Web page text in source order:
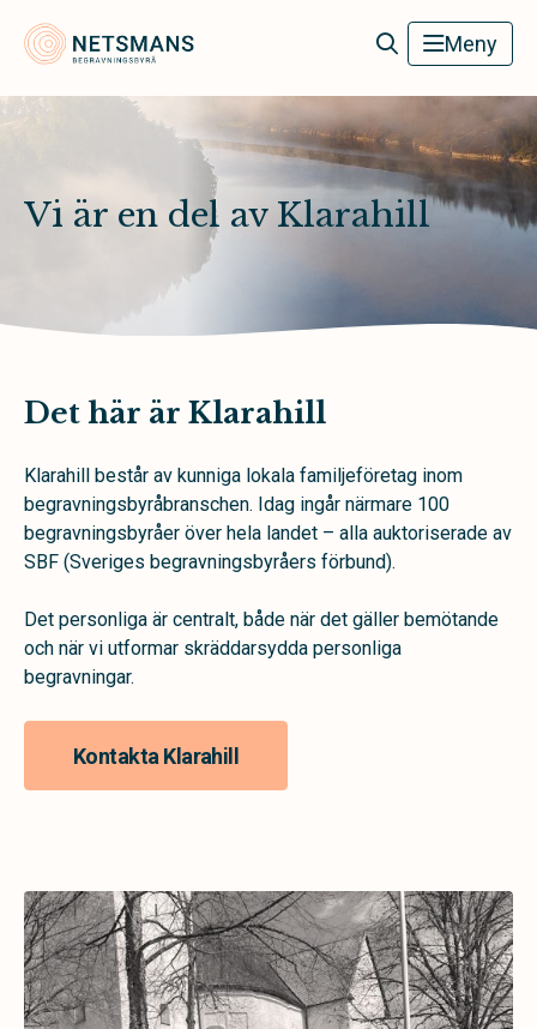
Netsmans Begravningsbyrå Meny
Vi är en del av Klarahill
Det här är Klarahill
Klarahill består av kunniga lokala familjeföretag inom
begravningsbyråbranschen. Idag ingår närmare 100
begravningsbyråer över hela landet – alla auktoriserade av
SBF (Sveriges begravningsbyråers förbund).
Det personliga är centralt, både när det gäller bemötande
och när vi utformar skräddarsydda personliga
begravningar.
Kontakta Klarahill